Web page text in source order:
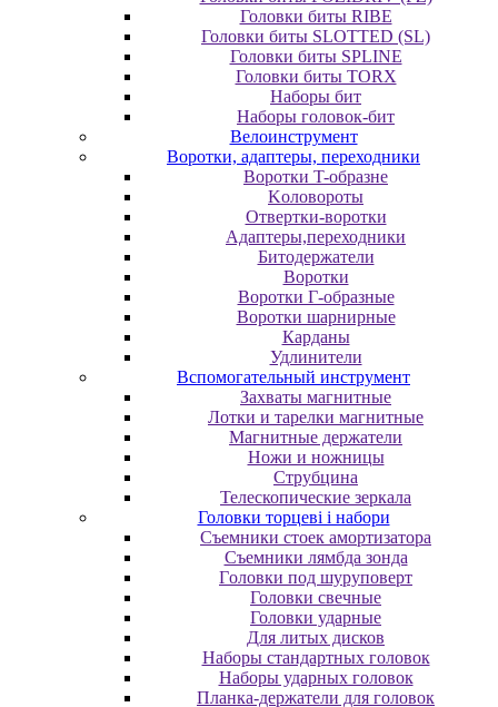
Головки биты RIBE
Головки биты SLOTTED (SL)
Головки биты SPLINE
Головки биты TORX
Наборы бит
Наборы головок-бит
Велоинструмент
Воротки, адаптеры, переходники
Bopoтки T-oбpaзне
Koлoвopoты
Oтвepтки-вopoтки
Адаптеры,переходники
Битодержатели
Воротки
Воротки Г-образные
Воротки шарнирные
Карданы
Удлинители
Вспомогательный инструмент
Захваты магнитные
Лотки и тарелки магнитные
Магнитные держатели
Ножи и ножницы
Струбцина
Телескопические зеркала
Головки торцеві і набори
Cъeмники cтoeк aмopтизaтopa
Cъeмники лямбдa зoндa
Гoлoвки пoд шуpупoвepт
Головки свечные
Головки ударные
Для литых дисков
Наборы стандартных головок
Наборы ударных головок
Планка-держатели для головок